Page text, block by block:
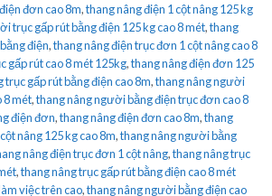
đơn cao 8m,thang nâng điện 1 cột nâng 125 kg
trục gấp rút bằng điện 125 kg cao 8 mét,thang
điện,thang nâng điện trục đơn 1 cột nâng cao 8
gấp rút cao 8 mét 125kg,thang nâng điện đơn 125
trục gấp rút bằng điện cao 8m,thang nâng người
8 mét,thang nâng người bằng điện trục đơn cao 8
điện đơn,thang nâng điện đơn cao 8m,thang
nâng 125 kg cao 8m,thang nâng người bằng
nâng điện trục đơn 1 cột nâng,thang nâng trục
,thang nâng trục gấp rút bằng điện cao 8 mét
việc trên cao,thang nâng người bằng điện cao